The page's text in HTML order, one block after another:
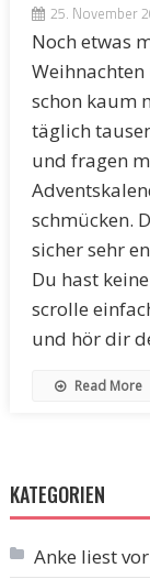
25. November
Noch etwas
Weihnachten
schon kaum
täglich
und fragen
schmücken.
sicher sehr
Du hast
scrolle
und hör dir
Read More
KATEGORIEN
Anke liest vor